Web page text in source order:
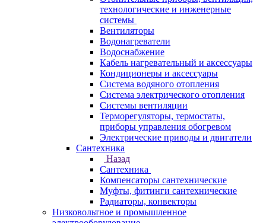
технологические и инженерные
системы
Вентиляторы
Водонагреватели
Водоснабжение
Кабель нагревательный и аксессуары
Кондиционеры и аксессуары
Система водяного отопления
Система электрического отопления
Системы вентиляции
Терморегуляторы, термостаты,
приборы управления обогревом
Электрические приводы и двигатели
Сантехника
Назад
Сантехника
Компенсаторы сантехнические
Муфты, фитинги сантехнические
Радиаторы, конвекторы
Низковольтное и промышленное